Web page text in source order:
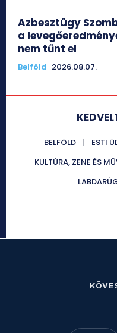
Azbesztügy
a
nem tűnt el
Belföld 2026.08.07.
BELFÖLD ESTI
KULTÚRA, ZENE ÉS